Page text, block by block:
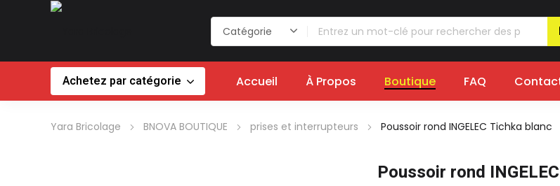
Achetez par catégorie Accueil À Propos Boutique FAQ
Yara Bricolage BNOVA BOUTIQUE prises et interrupteurs Poussoir rond INGELEC Tichka blanc
Poussoir rond